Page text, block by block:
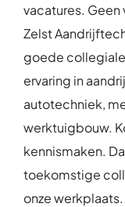
vacatures. Geen
Zelst
goede
ervaring in
autotechniek,
werktuigbouw.
kennismaken.
toekomstige
onze werkplaats.